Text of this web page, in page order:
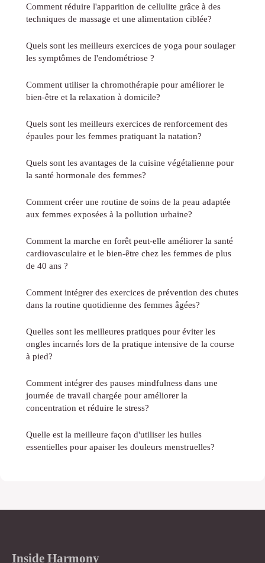
Comment réduire l'apparition de cellulite grâce à des
techniques de massage et une alimentation ciblée?
Quels sont les meilleurs exercices de yoga pour soulager
les symptômes de l'endométriose ?
Comment utiliser la chromothérapie pour améliorer le
bien-être et la relaxation à domicile?
Quels sont les meilleurs exercices de renforcement des
épaules pour les femmes pratiquant la natation?
Quels sont les avantages de la cuisine végétalienne pour
la santé hormonale des femmes?
Comment créer une routine de soins de la peau adaptée
aux femmes exposées à la pollution urbaine?
Comment la marche en forêt peut-elle améliorer la santé
cardiovasculaire et le bien-être chez les femmes de plus
de 40 ans ?
Comment intégrer des exercices de prévention des chutes
dans la routine quotidienne des femmes âgées?
Quelles sont les meilleures pratiques pour éviter les
ongles incarnés lors de la pratique intensive de la course
à pied?
Comment intégrer des pauses mindfulness dans une
journée de travail chargée pour améliorer la
concentration et réduire le stress?
Quelle est la meilleure façon d'utiliser les huiles
essentielles pour apaiser les douleurs menstruelles?
Inside Harmony